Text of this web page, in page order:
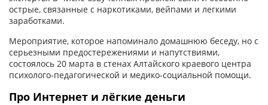
острые, связанные с наркотиками, вейпами и легкими
заработками.
Мероприятие, которое напоминало домашнюю беседу, но с
серьезными предостережениями и напутствиями,
состоялось 20 марта в стенах Алтайского краевого центра
психолого-педагогической и медико-социальной помощи.
Про Интернет и лёгкие деньги